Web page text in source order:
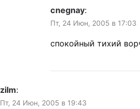
cnegnay:
Пт, 24 Июн, 2005 в 17:03
спокойный тихий
zilm:
Пт, 24 Июн, 2005 в 19:43